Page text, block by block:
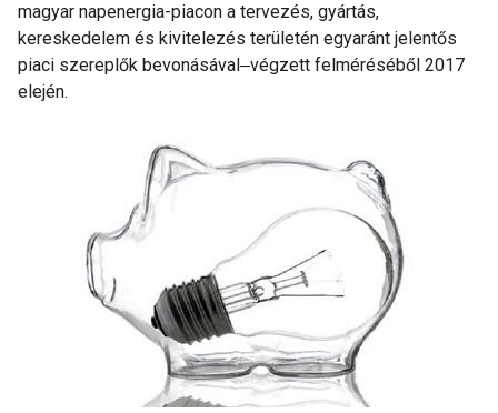
magyar napenergia-piacon a tervezés, gyártás,
kereskedelem és kivitelezés területén egyaránt jelentős
piaci szereplők bevonásával‒végzett felméréséből 2017
elején.